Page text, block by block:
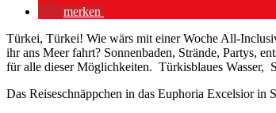
merken
Türkei, Türkei! Wie wärs mit einer Woche All-
ihr ans Meer fahrt? Sonnenbaden, Strände, Partys,
für alle dieser Möglichkeiten. Türkisblaues Wasser,
Das Reiseschnäppchen in das Euphoria Excelsior in